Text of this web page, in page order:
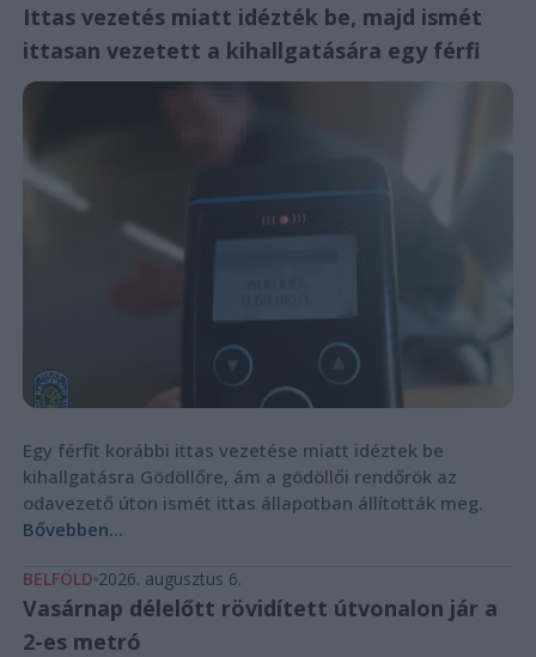
Ittas vezetés miatt idézték be, majd ismét
ittasan vezetett a kihallgatására egy férfi
Egy férfit korábbi ittas vezetése miatt idéztek be
kihallgatásra Gödöllőre, ám a gödöllői rendőrök az
odavezető úton ismét ittas állapotban állították meg.
Bővebben...
BELFÖLD 2026. augusztus 6.
Vasárnap délelőtt rövidített útvonalon jár a
2-es metró